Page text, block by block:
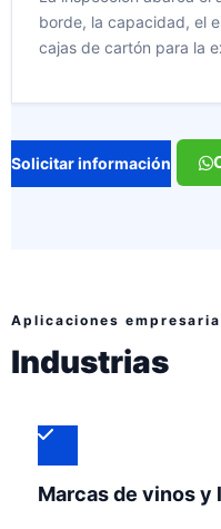
borde, la capacidad, el
cajas de cartón para la
Solicitar información
Aplicaciones
Industrias
Marcas de vinos y